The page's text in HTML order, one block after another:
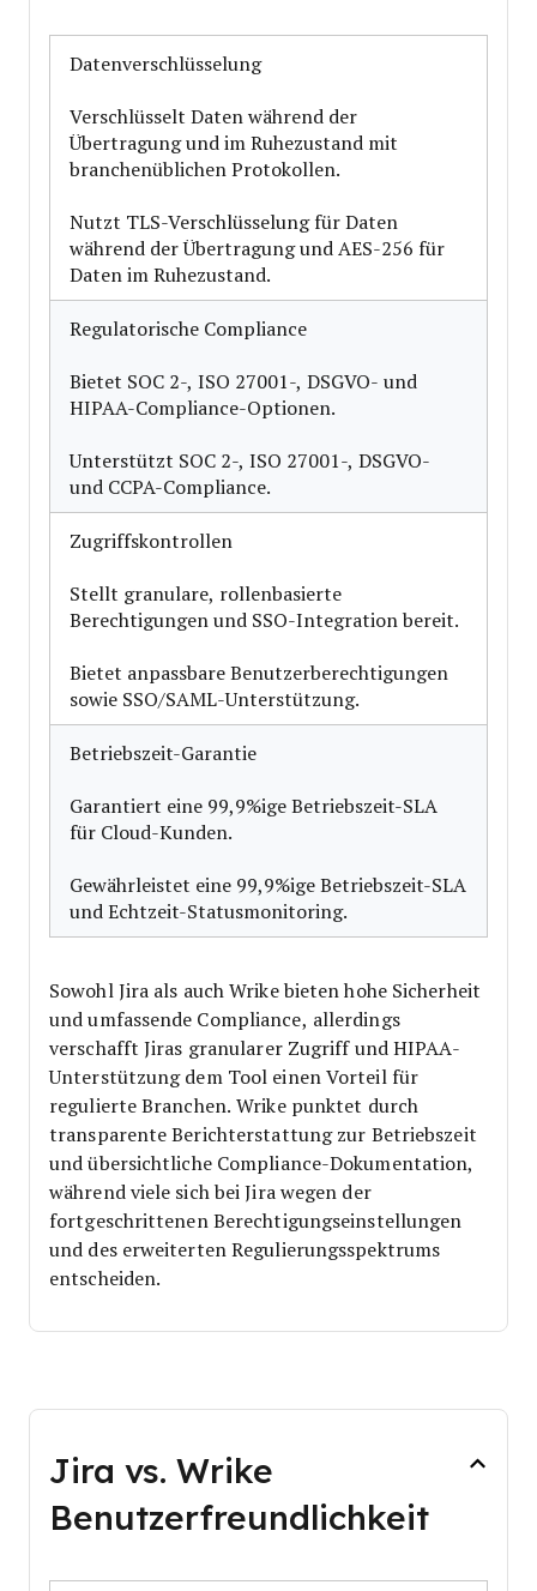
Datenverschlüsselung
Verschlüsselt Daten während der
Übertragung und im Ruhezustand mit
branchenüblichen Protokollen.
Nutzt TLS-Verschlüsselung für Daten
während der Übertragung und AES-256 für
Daten im Ruhezustand.
Regulatorische Compliance
Bietet SOC 2-, ISO 27001-, DSGVO- und
HIPAA-Compliance-Optionen.
Unterstützt SOC 2-, ISO 27001-, DSGVO-
und CCPA-Compliance.
Zugriffskontrollen
Stellt granulare, rollenbasierte
Berechtigungen und SSO-Integration bereit.
Bietet anpassbare Benutzerberechtigungen
sowie SSO/SAML-Unterstützung.
Betriebszeit-Garantie
Garantiert eine 99,9%ige Betriebszeit-SLA
für Cloud-Kunden.
Gewährleistet eine 99,9%ige Betriebszeit-SLA
und Echtzeit-Statusmonitoring.
Sowohl Jira als auch Wrike bieten hohe Sicherheit
und umfassende Compliance, allerdings
verschafft Jiras granularer Zugriff und HIPAA-
Unterstützung dem Tool einen Vorteil für
regulierte Branchen. Wrike punktet durch
transparente Berichterstattung zur Betriebszeit
und übersichtliche Compliance-Dokumentation,
während viele sich bei Jira wegen der
fortgeschrittenen Berechtigungseinstellungen
und des erweiterten Regulierungsspektrums
entscheiden.
Jira vs. Wrike
Benutzerfreundlichkeit